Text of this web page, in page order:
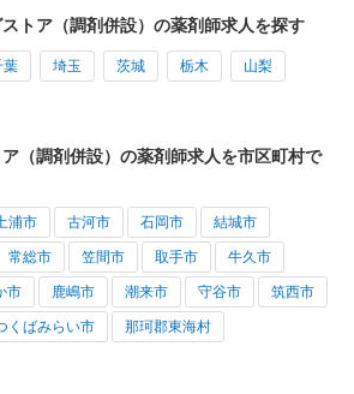
トア（調剤併設）の薬剤師求人を探す
葉 埼玉 茨城 栃木 山梨
（調剤併設）の薬剤師求人を市区町村で
浦市 古河市 石岡市 結城市
常総市 笠間市 取手市 牛久市
市 鹿嶋市 潮来市 守谷市 筑西市
くばみらい市 那珂郡東海村